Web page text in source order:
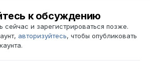
к обсуждению
сейчас и зарегистрироваться позже.
авторизуйтесь, чтобы опубликовать